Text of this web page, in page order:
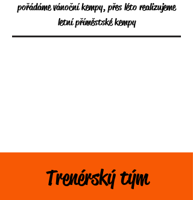
pořádáme vánoční kempy, přes léto realizujeme
letní příměstské kempy
Trenérský tým